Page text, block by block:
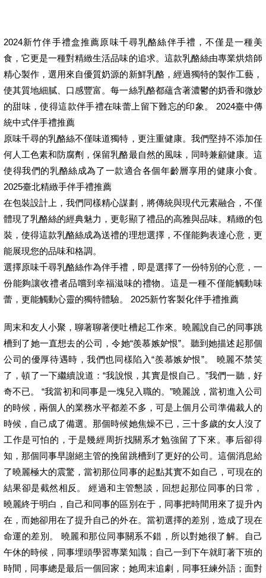
2024新竹伴手禮盒推薦原味千尋乳酪絲伴手禮，不僅是一種美
食，它更是一種對精緻生活品味的追求。這款乳酪絲由專業烘焙師
精心製作，選用來自優質奶源的新鮮乳酪，經過獨特的製作工藝，
使其質地細膩、口感豐富。每一絲乳酪都蘊含著濃鬱的奶香和微妙
的甜味，使得這款伴手禮在味蕾上留下難忘的印象。 2024臺中傳
統中式伴手禮推薦
原味千尋的乳酪絲不僅味道獨特，更注重健康。我們堅持不添加任
何人工色素和防腐劑，保留乳酪最自然的風味，同時兼顧健康。這
使得我們的乳酪絲成為了一款適合各個年齡層享用的健康小食。
2025臺北精緻手伴手禮推薦
在包裝設計上，我們同樣精心謀劃，將傳統與現代元素融合，不僅
體現了乳酪絲的經典魅力，更彰顯了禮品的高雅與品味。精緻的包
裝，使得這款乳酪絲成為送禮的理想選擇，不僅能夠表達心意，更
能展現您的品味和格調。
選擇原味千尋乳酪絲作為伴手禮，即是選擇了一份特別的心意，一
份能夠讓收禮者品嚐到幸福滋味的禮物。這是一種不僅能觸動味
蕾，更能觸動心靈的獨特體驗。 2025新竹客製化伴手禮推薦
周末和友人小聚，聊著聊著便吐槽起工作來。曉麗說自己的同事跳
槽到了她一直想去的公司，令她“羨慕嫉妒恨”。聽到她描述起那個
公司的優厚待遇時，我們也同樣陷入“羨慕嫉妒恨”。 曉麗不禁笑
了，頓了一下繼續說道：“我說恨，其實是恨自己。”我們一聽，好
奇不已。 “我當初和同事是一塊兒入職的。”曉麗說，當初進入公司
的時候，兩個人的業務水平都差不多，可是上個月公司準備裁人的
時候，自己成了備選。那個時候她焦燥不已，三十多歲的女人沒了
工作是可怕的，于是幾經周折找關系才勉強留了下來。事后卻得
知，那個同事早謝絕主管的挽留跳槽到了更好的公司。這個消息給
了曉麗極大的震驚，當初那位同事的起點其實不如自己，可現在的
結果卻是截然相反。 經過和主管懇談，回想起那位同事的日常，
曉麗終于明白，自己和同事的區別在于，同事把時間用來了提升內
在，而她卻用在了提升自己的外在。當初選擇的差別，造成了現在
命運的差別。 曉麗和那位同事關系不錯，所以對她很了解。自己
午休的時候，同事埋頭學習專業知識；自己一到下午就盯著下班的
時間，同事總是最后一個回家；她周末追劇，同事狂練外語；面對